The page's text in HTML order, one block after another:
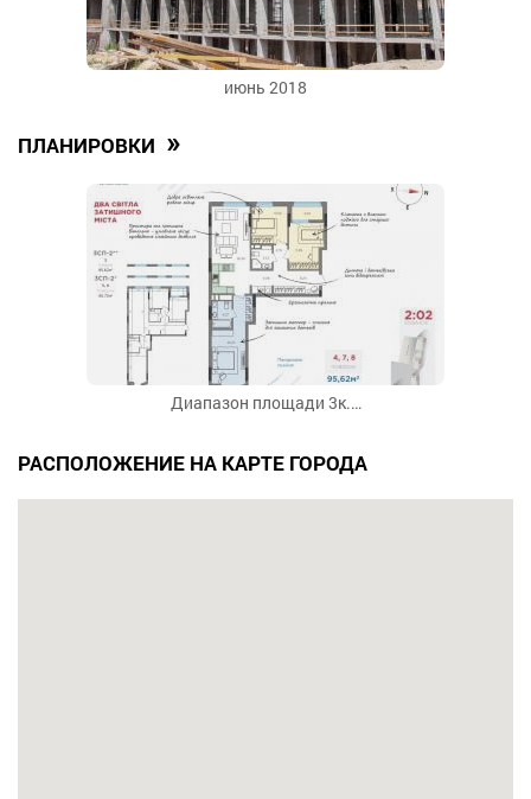
июнь 2018
ПЛАНИРОВКИ »
Диапазон площади 3к.…
РАСПОЛОЖЕНИЕ НА КАРТЕ ГОРОДА